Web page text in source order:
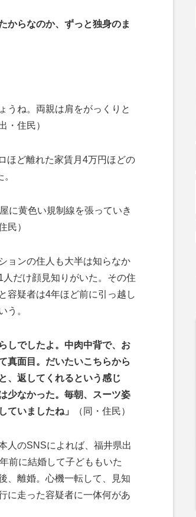
からなのか、ずっと独身のま
うね。両親は肩をがっくりと
住民）
ほど離れた家賃月4万円ほどの
に黄色い規制線を張っていき
民）
ョンの住人も大半は知らなか
人だけ顔見知りがいた。その住
容疑者は4年ほど前に引っ越し
う。
しでしたよ。中肉中背で、お
真面目。だいたいこちらから
、返してくれるという感じ
少なかった。毎朝、スーツ姿
ていましたね」
（同・住民）
人のSNSによれば、福井県出
前に結婚して子どももいた
、離婚。心機一転して、見知
に走った容疑者に一体何があ